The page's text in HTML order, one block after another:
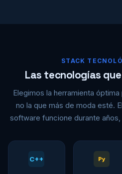
STACK
Las tecnologías
Elegimos la herramienta
no la que más de moda esté.
software funcione durante
C++ Py